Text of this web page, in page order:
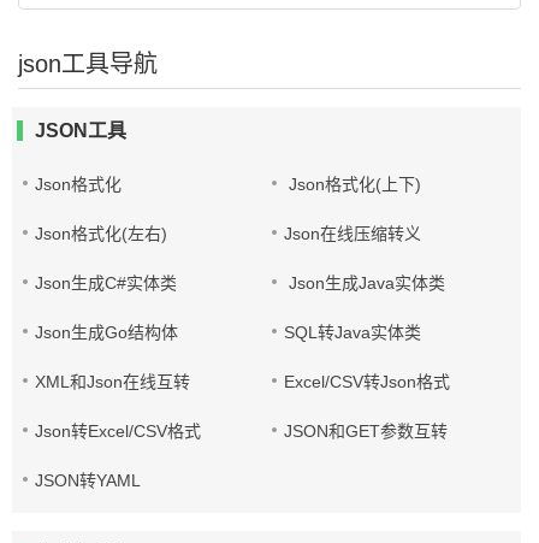
json工具导航
JSON工具
Json格式化 Json格式化(上下)
Json格式化(左右) Json在线压缩转义
Json生成C#实体类 Json生成Java实体类
Json生成Go结构体 SQL转Java实体类
XML和Json在线互转 Excel/CSV转Json格式
Json转Excel/CSV格式 JSON和GET参数互转
JSON转YAML